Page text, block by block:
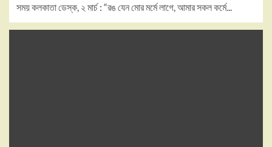
সময় কলকাতা ডেস্ক, ২ মার্চ : “রঙ যেন মোর মর্মে লাগে, আমার সকল কর্মে...